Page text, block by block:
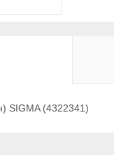
SIGMA (4322341)